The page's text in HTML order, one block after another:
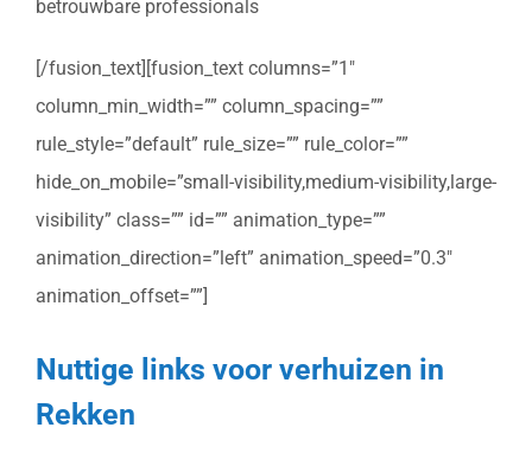
betrouwbare professionals
[/fusion_text][fusion_text columns=”1″
column_min_width=”” column_spacing=””
rule_style=”default” rule_size=”” rule_color=””
hide_on_mobile=”small-visibility,medium-visibility,large-
visibility” class=”” id=”” animation_type=””
animation_direction=”left” animation_speed=”0.3″
animation_offset=””]
Nuttige links voor verhuizen in
Rekken